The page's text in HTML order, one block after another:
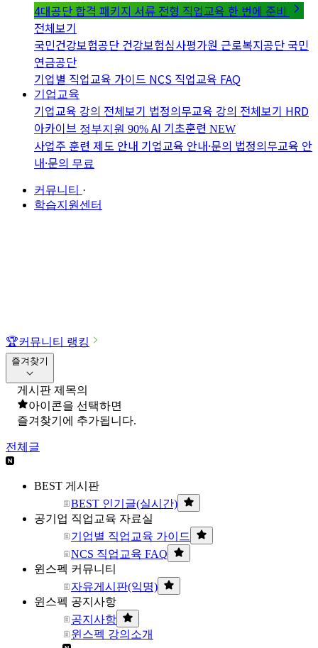
4대공단 합격 패키지 서류 전형 직업교육 한 번에 준비
전체보기
국민건강보험공단 건강보험심사평가원 근로복지공단 국민
연금공단
기업별 직업교육 가이드 NCS 직업교육 FAQ
기업교육
기업교육 강의 전체보기 법정의무교육 강의 전체보기 HRD
아카이브 정부지원 90% AI 기초훈련 NEW
사업주 훈련 제도 안내 기업교육 안내·문의 법정의무교육 안
내·문의 무료
커뮤니티 ·
학습지원센터
🏆커뮤니티 랭킹
즐겨찾기
게시판 제목의
아이콘을 선택하면
즐겨찾기에 추가됩니다.
전체글
BEST 게시판
BEST 인기글(실시간)
공기업 직업교육 자료실
기업별 직업교육 가이드
NCS 직업교육 FAQ
윈스펙 커뮤니티
자유게시판(익명)
윈스펙 공지사항
공지사항
윈스펙 강의소개